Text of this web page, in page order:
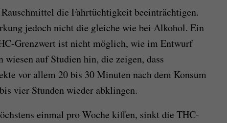
die Fahrtüchtigkeit beeinträchtigen.
jedoch nicht die gleiche wie bei Alkohol. Ein
Grenzwert ist nicht möglich, wie im Entwurf
auf Studien hin, die zeigen, dass
vor allem 20 bis 30 Minuten nach dem Konsum
vier Stunden wieder abklingen.
einmal pro Woche kiffen, sinkt die THC-